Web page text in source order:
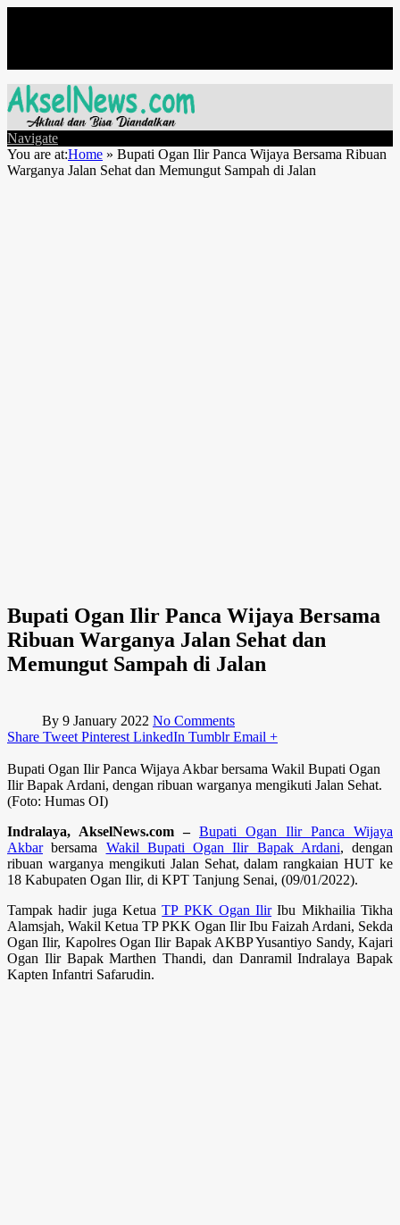
Navigate
You are at:Home » Bupati Ogan Ilir Panca Wijaya Bersama Ribuan
Warganya Jalan Sehat dan Memungut Sampah di Jalan
Bupati Ogan Ilir Panca Wijaya Bersama
Ribuan Warganya Jalan Sehat dan
Memungut Sampah di Jalan
By 9 January 2022 No Comments
Share Tweet Pinterest LinkedIn Tumblr Email +
Bupati Ogan Ilir Panca Wijaya Akbar bersama Wakil Bupati Ogan
Ilir Bapak Ardani, dengan ribuan warganya mengikuti Jalan Sehat.
(Foto: Humas OI)
Indralaya, AkselNews.com – Bupati Ogan Ilir Panca Wijaya
Akbarbersama Wakil Bupati Ogan Ilir Bapak Ardani, dengan
ribuan warganya mengikuti Jalan Sehat, dalam rangkaian HUT ke
18 Kabupaten Ogan Ilir, di KPT Tanjung Senai, (09/01/2022).
Tampak hadir juga KetuaTP PKK Ogan IlirIbu Mikhailia Tikha
Alamsjah, Wakil Ketua TP PKK Ogan Ilir Ibu Faizah Ardani, Sekda
Ogan Ilir, Kapolres Ogan Ilir Bapak AKBP Yusantiyo Sandy, Kajari
Ogan Ilir Bapak Marthen Thandi, dan Danramil Indralaya Bapak
Kapten Infantri Safarudin.